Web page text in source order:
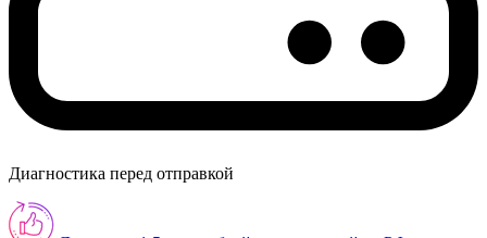
Диагностика перед отправкой